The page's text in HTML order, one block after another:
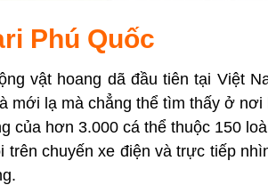
Phú Quốc
vật hoang dã đầu tiên tại Việt
mới lạ mà chẳng thể tìm thấy ở nơi
của hơn 3.000 cá thể thuộc 150
trên chuyến xe điện và trực tiếp